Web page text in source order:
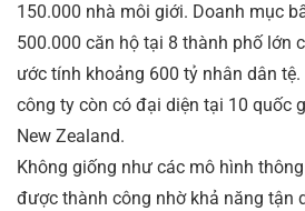
150.000 nhà môi giới. Doanh mục
500.000 căn hộ tại 8 thành phố lớn
ước tính khoảng 600 tỷ nhân dân tệ.
công ty còn có đại diện tại 10 quốc
New Zealand.
Không giống như các mô hình
được thành công nhờ khả năng tận